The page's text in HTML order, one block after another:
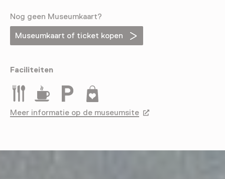
Nog geen Museumkaart?
Museumkaart of ticket kopen
Faciliteiten
RestaurantDrinken Parkeergelegenheid voor auto's
Museumwinkel
Meer informatie op de museumsiteOpent in een nieuw